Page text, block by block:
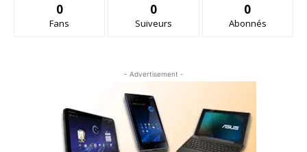
0
Fans
0
Suiveurs
0
Abonnés
- Advertisement -